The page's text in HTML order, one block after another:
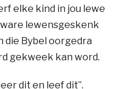
elke kind in jou lewe
ware lewensgeskenk
die Bybel oorgedra
gekweek kan word.
dit en leef dit”.